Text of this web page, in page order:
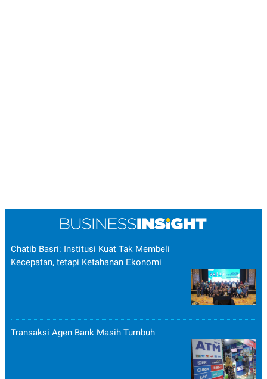
Chatib Basri: Institusi Kuat Tak Membeli
Kecepatan, tetapi Ketahanan Ekonomi
Transaksi Agen Bank Masih Tumbuh